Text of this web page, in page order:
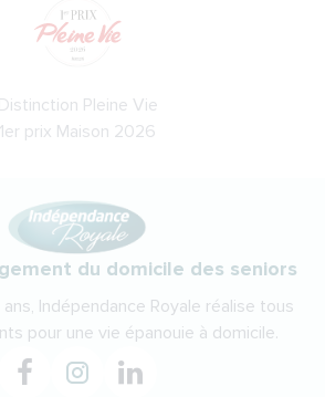
Distinction Pleine Vie
1er prix Maison 2026
du domicile des seniors
Indépendance Royale réalise tous
pour une vie épanouie à domicile.